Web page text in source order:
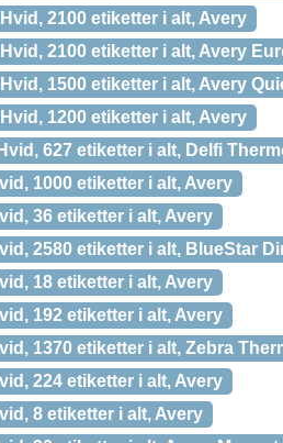
2100 etiketter i alt, Avery
2100 etiketter i alt, Avery
1500 etiketter i alt, Avery
1200 etiketter i alt, Avery
627 etiketter i alt, Delfi
1000 etiketter i alt, Avery
36 etiketter i alt, Avery
2580 etiketter i alt, BlueStar
18 etiketter i alt, Avery
192 etiketter i alt, Avery
1370 etiketter i alt, Zebra
224 etiketter i alt, Avery
8 etiketter i alt, Avery